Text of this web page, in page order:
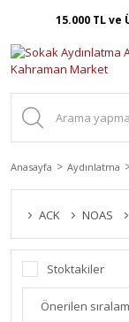
15.000 TL ve
Anasayfa Aydınlatma
ACK NOAS
Stoktakiler